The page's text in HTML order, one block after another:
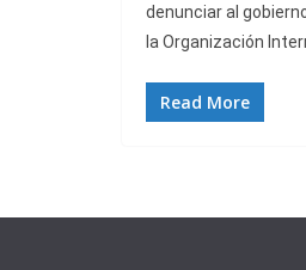
denunciar al
la Organización
Read More